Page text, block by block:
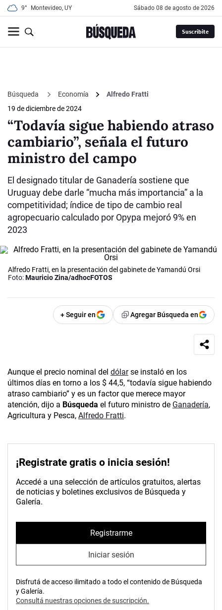
9° Montevideo, UY sábado 08 de agosto de 2026
Suscribite
Búsqueda Economía
Alfredo Fratti
19 de diciembre de 2024
“Todavía sigue habiendo atraso
cambiario”, señala el futuro
ministro del campo
El designado titular de Ganadería sostiene que
Uruguay debe darle “mucha más importancia” a la
competitividad; índice de tipo de cambio real
agropecuario calculado por Opypa mejoró 9% en
2023
Alfredo Fratti, en la presentación del gabinete de Yamandú Orsi
Foto:Mauricio Zina/adhocFOTOS
+ Seguir en Agregar Búsqueda en
Aunque el precio nominal del dólarse instaló en los
últimos días en torno a los $ 44,5, “todavía sigue habiendo
atraso cambiario” y es un factor que merece mayor
atención, dijo a Búsqueda el futuro ministro de Ganadería,
Agricultura y Pesca, Alfredo Fratti.
¡Registrate gratis o inicia sesión!
Accedé a una selección de artículos gratuitos, alertas
de noticias y boletines exclusivos de Búsqueda y
Galería.
Registrarme
Iniciar sesión
Disfrutá de acceso ilimitado a todo el contenido de Búsqueda
y Galería.
Consultá nuestras opciones de suscripción.